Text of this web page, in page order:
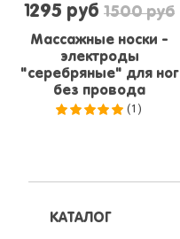
1295 руб 1500 руб
Массажные носки -
электроды
"серебряные" для ног
без провода
(1)
КАТАЛОГ